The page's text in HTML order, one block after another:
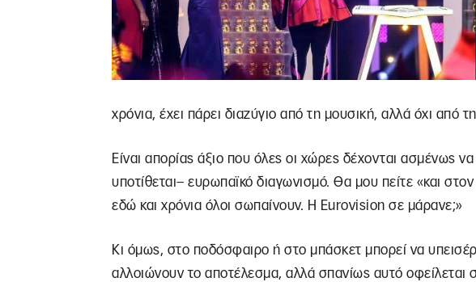
χρόνια, έχει πάρει διαζύγιο από τη μουσική, αλλά όχι από
Είναι απορίας άξιο που όλες οι χώρες δέχονται ασμένως
υποτίθεται– ευρωπαϊκό διαγωνισμό. Θα μου πείτε «και στον
εδώ και χρόνια όλοι σωπαίνουν. Η Eurovision σε μάρανε;»
Κι όμως, στο ποδόσφαιρο ή στο μπάσκετ μπορεί να
αλλοιώνουν το αποτέλεσμα, αλλά σπανίως αυτό οφείλεται